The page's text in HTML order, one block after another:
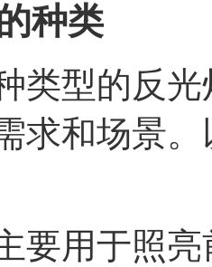
种类
类型的反
求和场景
要用于照